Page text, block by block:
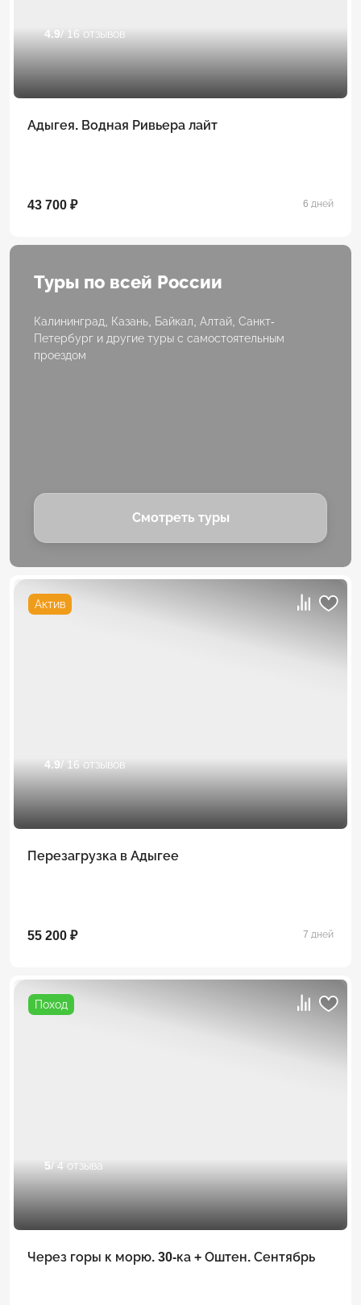
4.9 / 16 отзывов
Адыгея. Водная Ривьера лайт
43 700 ₽ 6 дней
Туры по всей России
Калининград, Казань, Байкал, Алтай, Санкт-
Петербург и другие туры с самостоятельным
проездом
Смотреть туры
Актив
4.9/ 16 отзывов
Перезагрузка в Адыгее
55 200 ₽ 7 дней
Поход
5/ 4 отзыва
Через горы к морю. 30-ка + Оштен. Сентябрь